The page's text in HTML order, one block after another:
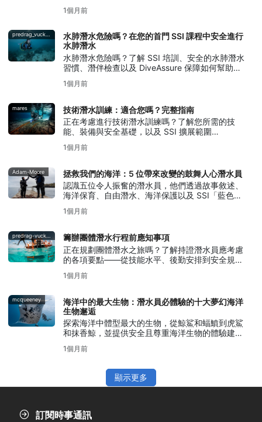
1個月前
predrag_vuckovic
水肺潛水危險嗎？在您的首門 SSI 課程中安全進行
水肺潛水
水肺潛水危險嗎？了解 SSI 培訓、安全的水肺潛水
習慣、潛伴檢查以及 DiveAssure 保障如何幫助新
1個月前
mares
技術潛水訓練：適合您嗎？完整指南
正在考慮進行技術潛水訓練嗎？了解您所需的技
能、裝備與安全基礎，以及 SSI 擴展範圍
1個月前
Adam-Moore
拯救我們的海洋：5 位帶來改變的鼓舞人心潛水員
認識五位令人振奮的潛水員，他們透過故事敘述、
海洋保育、自由潛水、海洋保護以及 SSI「藍色海
洋」行動，致力於拯救我們的海洋。
1個月前
predrag-vuckovic
籌辦團體潛水行程前應知事項
正在規劃團體潛水之旅嗎？了解持證潛水員應考慮
的各項要點——從技能水平、後勤安排到安全規劃
1個月前
mcqueeney
海洋中的最大生物：潛水員必體驗的十大夢幻海洋
生物邂逅
探索海洋中體型最大的生物，從鯨鯊和蝠鱝到虎鯊
和抹香鯨，並提供安全且尊重海洋生物的體驗建
1個月前
顯示更多
訂閱時事通訊